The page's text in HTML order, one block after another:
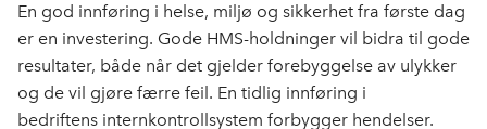
En god innføring i helse, miljø og sikkerhet fra første dag
er en investering. Gode HMS-holdninger vil bidra til gode
resultater, både når det gjelder forebyggelse av ulykker
og de vil gjøre færre feil. En tidlig innføring i
bedriftens internkontrollsystem forbygger hendelser.